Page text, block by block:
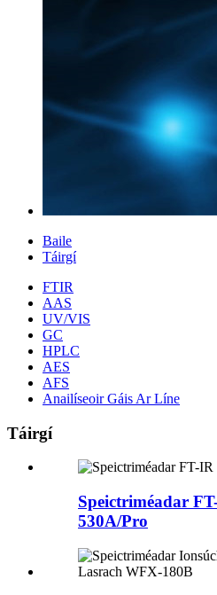
Baile
Táirgí
FTIR
AAS
UV/VIS
GC
HPLC
AES
AFS
Anailíseoir Gáis Ar Líne
Táirgí
Speictriméadar
530A/Pro